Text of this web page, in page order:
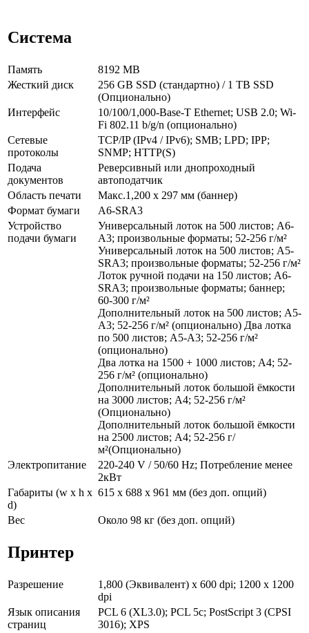
Система
Память
8192 MB
Жесткий диск
256 GB SSD (стандартно) / 1 TB SSD
(Опционально)
Интерфейс
10/100/1,000-Base-T Ethernet; USB 2.0; Wi-
Fi 802.11 b/g/n (опционально)
Сетевые
протоколы
TCP/IP (IPv4 / IPv6); SMB; LPD; IPP;
SNMP; HTTP(S)
Подача
документов
Реверсивный или днопроходный
автоподатчик
Область печати
Макс.1,200 x 297 мм (баннер)
Формат бумаги
A6-SRA3
Устройство
подачи бумаги
Универсальный лоток на 500 листов; A6-
A3; произвольные форматы; 52-256 г/м²
Универсальный лоток на 500 листов; A5-
SRA3; произвольные форматы; 52-256 г/м²
Лоток ручной подачи на 150 листов; A6-
SRA3; произвольные форматы; баннер;
60-300 г/м²
Дополнительный лоток на 500 листов; A5-
A3; 52-256 г/м² (опционально) Два лотка
по 500 листов; A5-A3; 52-256 г/м²
(опционально)
Два лотка на 1500 + 1000 листов; A4; 52-
256 г/м² (опционально)
Дополнительный лоток большой ёмкости
на 3000 листов; A4; 52-256 г/м²
(Опционально)
Дополнительный лоток большой ёмкости
на 2500 листов; A4; 52-256 г/
м²(Опционально)
Электропитание
220-240 V / 50/60 Hz; Потребление менее
2кВт
Габариты (w x h x
d)
615 x 688 x 961 мм (без доп. опций)
Вес Около 98 кг (без доп. опций)
Принтер
Разрешение
1,800 (Эквивалент) x 600 dpi; 1200 x 1200
dpi
Язык описания
страниц
PCL 6 (XL3.0); PCL 5c; PostScript 3 (CPSI
3016); XPS